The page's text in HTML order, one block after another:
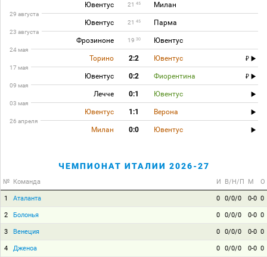
Ювентус 21 45 Милан
29 августа
Ювентус 21 45 Парма
23 августа
Фрозиноне 19 30 Ювентус
24 мая
Торино 2:2 Ювентус
17 мая
Ювентус 0:2 Фиорентина
09 мая
Лечче 0:1 Ювентус
03 мая
Ювентус 1:1 Верона
26 апреля
Милан 0:0 Ювентус
ЧЕМПИОНАТ ИТАЛИИ 2026-27
№ Команда И В/Н/П М О
1 Аталанта 0 0/0/0 0-0 0
2 Болонья 0 0/0/0 0-0 0
3 Венеция 0 0/0/0 0-0 0
4 Дженоа 0 0/0/0 0-0 0